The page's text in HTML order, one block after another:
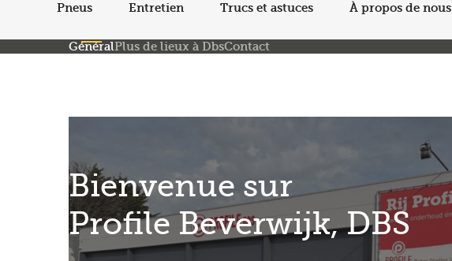
Pneus Entretien Trucs et astuces À propos de nous
GénéralPlus de lieux à DbsContact
Bienvenue sur
Profile Beverwijk, DBS